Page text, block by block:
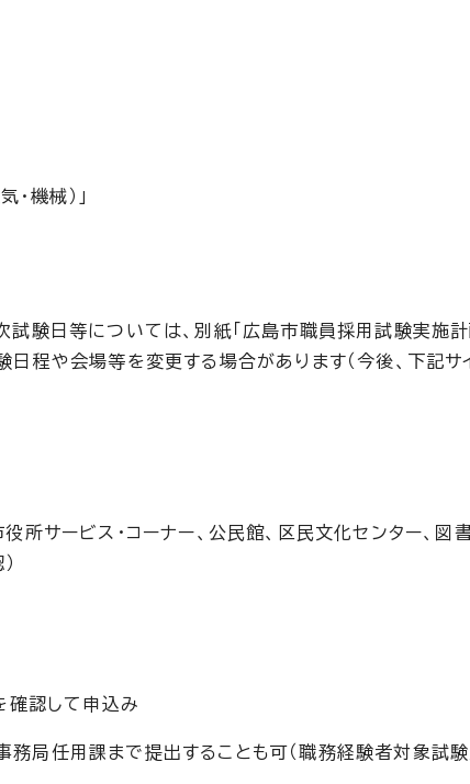
・機械）」
験日等については、別紙「広島市職員採用試験実施計
程や会場等を変更する場合があります（今後、下記サ
サービス・コーナー、公民館、区民文化センター、図
確認して申込み
局任用課まで提出することも可（職務経験者対象試